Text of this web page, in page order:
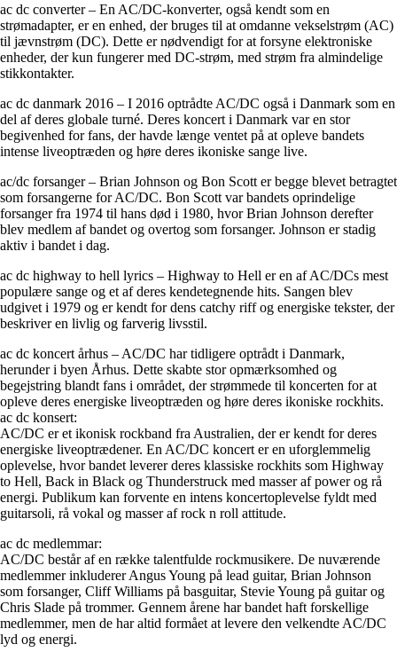
ac dc converter – En AC/DC-konverter, også kendt som en
strømadapter, er en enhed, der bruges til at omdanne vekselstrøm (AC)
til jævnstrøm (DC). Dette er nødvendigt for at forsyne elektroniske
enheder, der kun fungerer med DC-strøm, med strøm fra almindelige
stikkontakter.
ac dc danmark 2016 – I 2016 optrådte AC/DC også i Danmark som en
del af deres globale turné. Deres koncert i Danmark var en stor
begivenhed for fans, der havde længe ventet på at opleve bandets
intense liveoptræden og høre deres ikoniske sange live.
ac/dc forsanger – Brian Johnson og Bon Scott er begge blevet betragtet
som forsangerne for AC/DC. Bon Scott var bandets oprindelige
forsanger fra 1974 til hans død i 1980, hvor Brian Johnson derefter
blev medlem af bandet og overtog som forsanger. Johnson er stadig
aktiv i bandet i dag.
ac dc highway to hell lyrics – Highway to Hell er en af AC/DCs mest
populære sange og et af deres kendetegnende hits. Sangen blev
udgivet i 1979 og er kendt for dens catchy riff og energiske tekster, der
beskriver en livlig og farverig livsstil.
ac dc koncert århus – AC/DC har tidligere optrådt i Danmark,
herunder i byen Århus. Dette skabte stor opmærksomhed og
begejstring blandt fans i området, der strømmede til koncerten for at
opleve deres energiske liveoptræden og høre deres ikoniske rockhits.
ac dc konsert:
AC/DC er et ikonisk rockband fra Australien, der er kendt for deres
energiske liveoptrædener. En AC/DC koncert er en uforglemmelig
oplevelse, hvor bandet leverer deres klassiske rockhits som Highway
to Hell, Back in Black og Thunderstruck med masser af power og rå
energi. Publikum kan forvente en intens koncertoplevelse fyldt med
guitarsoli, rå vokal og masser af rock n roll attitude.
ac dc medlemmar:
AC/DC består af en række talentfulde rockmusikere. De nuværende
medlemmer inkluderer Angus Young på lead guitar, Brian Johnson
som forsanger, Cliff Williams på basguitar, Stevie Young på guitar og
Chris Slade på trommer. Gennem årene har bandet haft forskellige
medlemmer, men de har altid formået at levere den velkendte AC/DC
lyd og energi.